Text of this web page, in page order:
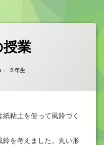
業
カテゴリー:
２年生
粘土を使って風鈴づく
鈴を考えました。丸い形